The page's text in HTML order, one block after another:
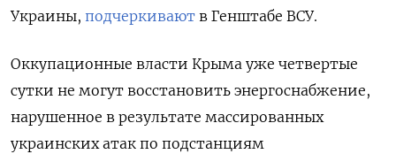
Украины, подчеркивают в Генштабе ВСУ.
Оккупационные власти Крыма уже четвертые
сутки не могут восстановить энергоснабжение,
нарушенное в результате массированных
украинских атак по подстанциям